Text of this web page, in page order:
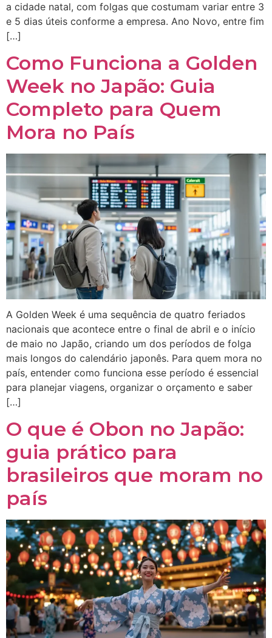
a cidade natal, com folgas que costumam variar entre 3
e 5 dias úteis conforme a empresa. Ano Novo, entre fim
[…]
Como Funciona a Golden
Week no Japão: Guia
Completo para Quem
Mora no País
A Golden Week é uma sequência de quatro feriados
nacionais que acontece entre o final de abril e o início
de maio no Japão, criando um dos períodos de folga
mais longos do calendário japonês. Para quem mora no
país, entender como funciona esse período é essencial
para planejar viagens, organizar o orçamento e saber
[…]
O que é Obon no Japão:
guia prático para
brasileiros que moram no
país